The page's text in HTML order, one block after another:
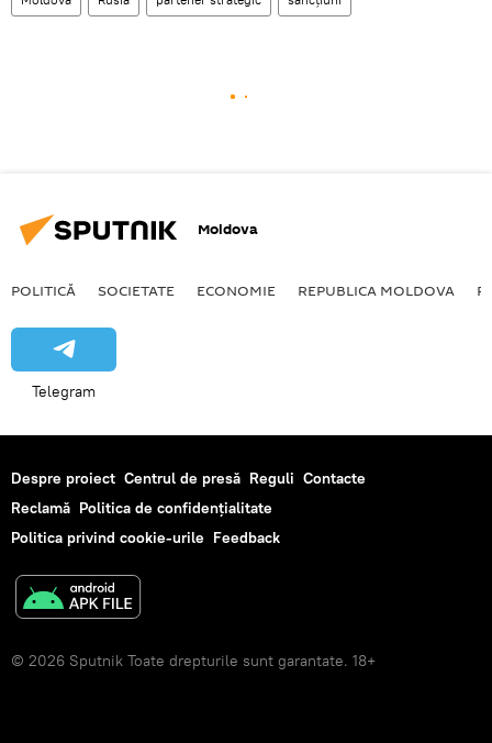
Moldova
POLITICĂ SOCIETATE ECONOMIE REPUBLICA MOLDOVA
Telegram
Despre proiect Centrul de presă Reguli Contacte
Reclamă Politica de confidențialitate
Politica privind cookie-urile Feedback
© 2026 Sputnik Toate drepturile sunt garantate. 18+